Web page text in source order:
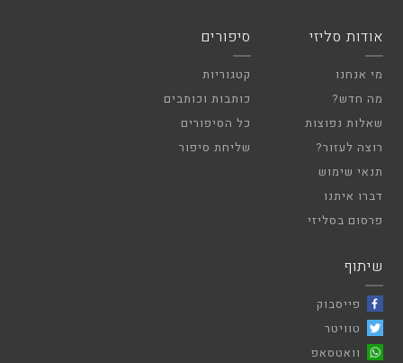
אודות סליזי
מי אנחנו
מה חדש?
שאלות נפוצות
רוצה לעזור?
תנאי שימוש
דברו איתנו
פרסום בסליזי
סיפורים
קטגוריות
כותבות וכותבים
כל הסיפורים
שליחת סיפור
שיתוף
פייסבוק
טוויטר
וואטסאפ